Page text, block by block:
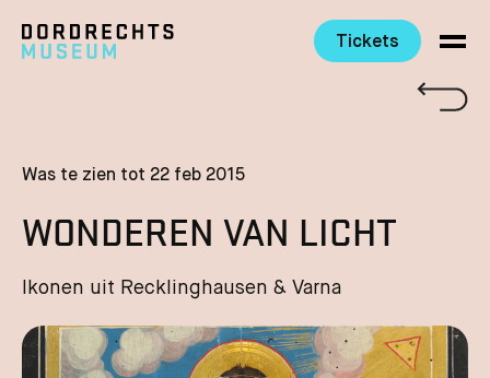
Tickets
Was te zien tot 22 feb 2015
WONDEREN VAN LICHT
Ikonen uit Recklinghausen & Varna